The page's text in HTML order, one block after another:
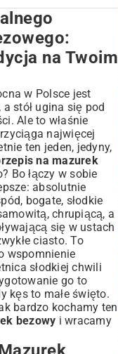
Bezowego:
Twoim Stole
Bezowy i Dlaczego
na Twój Wyjątkowy
Ciasto – Przepis
Jak Upiec Chrupiącą
Pomysły i
Od Klasyki po
Bezowy: Od Misy do
Spodu:
Bezy: Krok po Kroku do
Jak Złożyć
i Triki: Jak Uniknąć
na Twoim
w Polsce jest
stół ugina się pod
Ale to właśnie
najwięcej
ten jeden, jedyny,
na mazurek
Bo łączy w sobie
absolutnie
bogate, słodkie
chrupiącą, a
się w ustach
ciasto. To
wspomnienie
słodkiej chwili
go to
kęs to małe święto.
bardzo kochamy ten
bezowy i wracamy